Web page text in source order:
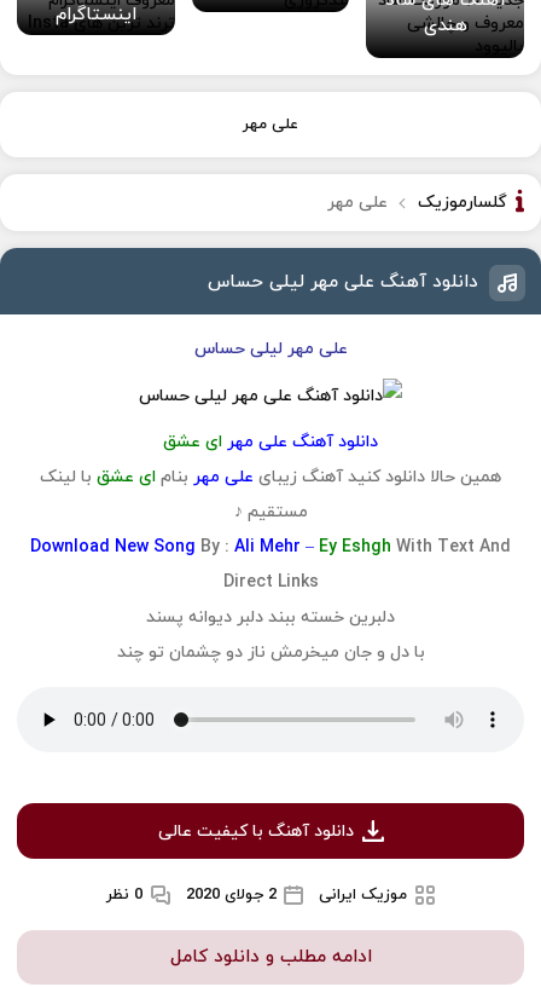
هندی
اینستاگرام
علی مهر
گلسارموزیک علی مهر
دانلود آهنگ علی مهر لیلی حساس
علی مهر لیلی حساس
دانلود آهنگ علی مهر ای عشق
همین حالا دانلود کنید آهنگ زیبای علی مهر بنام ای عشق با لینک
مستقیم ♪
Download New Song By : Ali Mehr – Ey Eshgh With Text And
Direct Links
دلبرین خسته ببند دلبر دیوانه پسند
با دل و جان میخرمش ناز دو چشمان تو چند
دانلود آهنگ با کیفیت عالی
موزیک ایرانی 2 جولای 2020 0 نظر
ادامه مطلب و دانلود کامل